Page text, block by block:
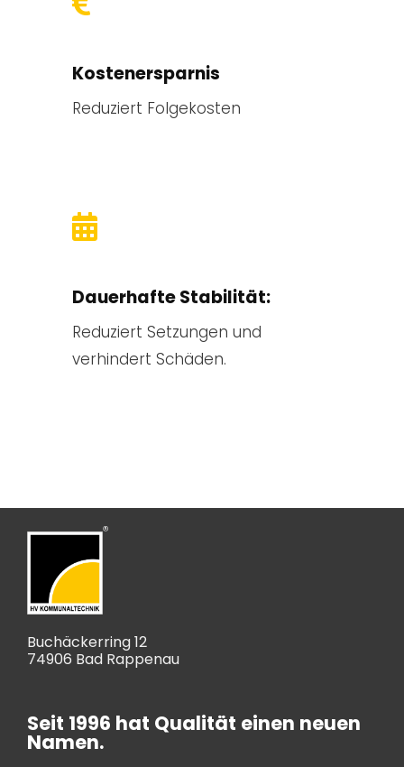
Kostenersparnis
Reduziert Folgekosten
Dauerhafte Stabilität:
Reduziert Setzungen und
verhindert Schäden.
Buchäckerring 12
74906 Bad Rappenau
Seit 1996 hat Qualität einen neuen
Namen.